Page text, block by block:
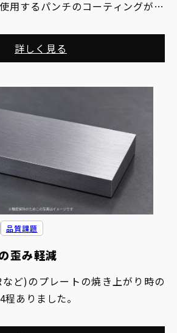
用するパンチのコーティングが剥
社で熱処理を行っていたものの、
詳しく見る
歪み軽減
品質課題
ど)のプレートの焼き上がり時の
ありました。